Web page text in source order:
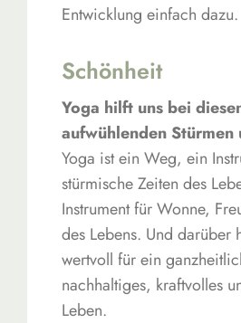
Entwicklung einfach dazu.
Schönheit
Yoga hilft uns bei
aufwühlenden Stürmen
Yoga ist ein Weg, ein
stürmische Zeiten des
Instrument für Wonne,
des Lebens. Und darüber
wertvoll für ein
nachhaltiges, kraftvolles
Leben.